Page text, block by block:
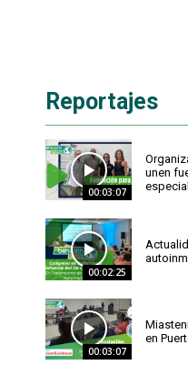
Reportajes
00:03:07
unen
00:02:25
00:03:07
en